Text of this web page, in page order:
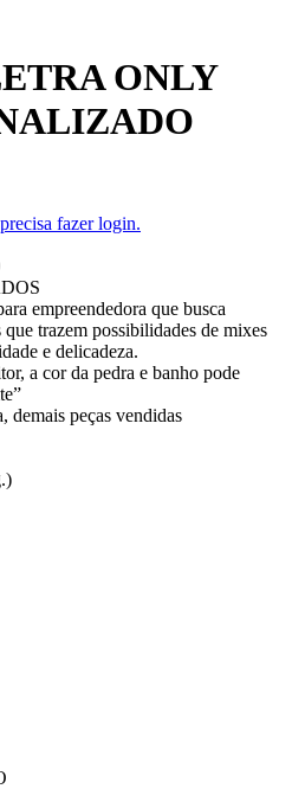
ONLY
fazer login.
empreendedora que busca
que trazem possibilidades de mixes
e delicadeza.
a cor da pedra e banho pode
demais peças vendidas